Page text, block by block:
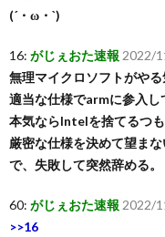
(´・ω・`)
16: がじぇおた速報 2022/
無理マイクロソフトがやる
適当な仕様でarmに参入し
本気ならIntelを捨てるつ
厳密な仕様を決めて望ま
で、失敗して突然辞める。
60: がじぇおた速報 2022/
>>16